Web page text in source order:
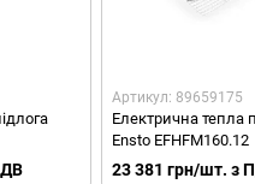
Артикул: 89659175
Електрична тепла
Ensto EFHFM160.12
23 381 грн/шт. з